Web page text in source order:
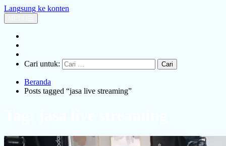
Langsung ke konten
Cari untuk:
Beranda
Posts tagged “jasa live streaming”